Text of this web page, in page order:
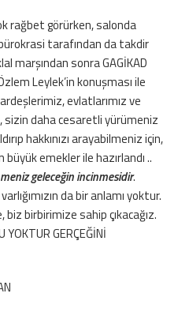
rağbet görürken, salonda
tarafından da takdir
marşından sonra GAGİKAD
Leylek’in konuşması ile
evlatlarımız ve
sizin daha cesaretli yürümeniz
hakkınızı arayabilmeniz için,
emekler ile hazırlandı ..
geleceğin incinmesidir.
da bir anlamı yoktur.
birbirimize sahip çıkacağız.
YOKTUR GERÇEĞİNİ